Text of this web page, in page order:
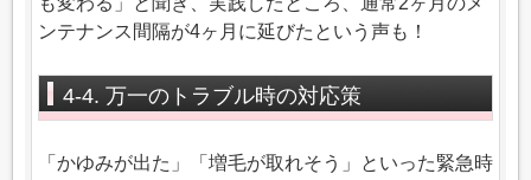
ンテナンス間隔が4ヶ月に延びたという声も！
4-4. 万一のトラブル時の対応策
「かゆみが出た」「増毛が取れそう」といった緊急時